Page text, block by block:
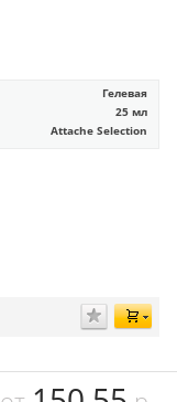
Гелевая
25 мл
Attache Selection